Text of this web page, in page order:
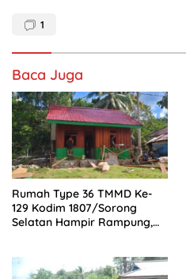
1
Baca Juga
Rumah Type 36 TMMD Ke-
129 Kodim 1807/Sorong
Selatan Hampir Rampung,
Warga